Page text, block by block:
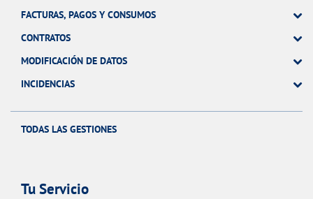
FACTURAS, PAGOS Y CONSUMOS
CONTRATOS
MODIFICACIÓN DE DATOS
INCIDENCIAS
TODAS LAS GESTIONES
Tu Servicio